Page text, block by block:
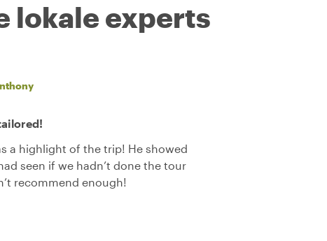
lokale experts
a highlight of the trip! He showed
seen if we hadn’t done the tour
recommend enough!